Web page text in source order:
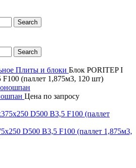
Search
Search
Плиты и блоки Блок PORITEP I
(паллет 1,875м3, 120 шт)
Цена по запросу
D500 B3,5 F100 (паллет 1,875м3,